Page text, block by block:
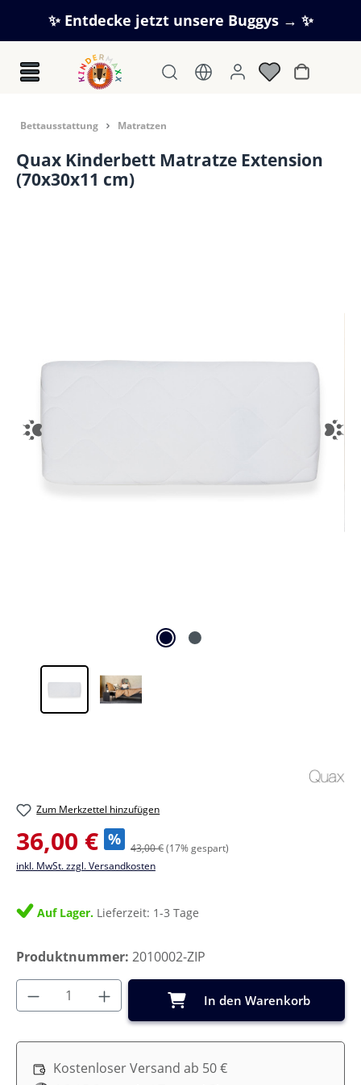
Zum Hauptinhalt springen
✨ Entdecke jetzt unsere Buggys → ✨
Bettausstattung Matratzen
Quax Kinderbett Matratze Extension
(70x30x11 cm)
Zum Merkzettel hinzufügen
Verkaufspreis:
36,00 € % 43,00 €(17% gespart)
inkl. MwSt. zzgl. Versandkosten
Auf Lager. Lieferzeit: 1-3 Tage
Produktnummer: 2010002-ZIP
Produkt Anzahl: Gib den gewünschten
In den Warenkorb
Kostenloser Versand ab 50 €